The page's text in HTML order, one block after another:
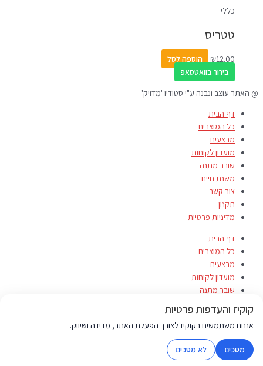
כללי
טטריס
₪12.00
הוספה לסל
בירור בוואטסאפ
@ האתר עוצב ונבנה ע"י סטודיו 'מדויק'
דף הבית
כל המוצרים
מבצעים
מועדון לקוחות
שובר מתנה
משנת חיים
צור קשר
תקנון
מדיניות פרטיות
דף הבית
כל המוצרים
מבצעים
מועדון לקוחות
שובר מתנה
צור קשר
תקנון
מדיניות פרטיות
קוקיז והעדפות פרטיות
אנחנו משתמשים בקוקיז לצורך הפעלת האתר, מדידה ושיווק.
מסכים לא מסכים